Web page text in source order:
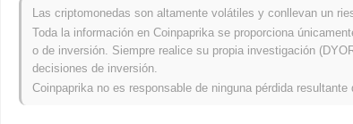
XCOIN se negocia actualmente ~99.95%por debajo de su ATH .
¿Cómo se está desempeñando XCOIN en
En los últimos 7 días, XCOIN ha ganó
Esto indica un retraso temporal en la acción del precio de
Las criptomonedas son altamente volátiles y conllevan un
Toda la información en Coinpaprika se proporciona
o de inversión. Siempre realice su propia investigación
decisiones de inversión.
Coinpaprika no es responsable de ninguna pérdida resultante